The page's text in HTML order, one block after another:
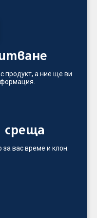
продукт, а ние ще ви
среща
за вас време и клон.